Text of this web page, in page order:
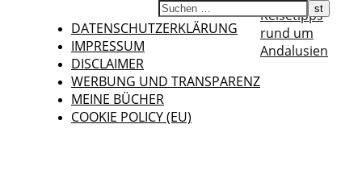
DATENSCHUTZERKLÄRUNG
IMPRESSUM
DISCLAIMER
WERBUNG UND TRANSPARENZ
MEINE BÜCHER
COOKIE POLICY (EU)
Reisetipps
rund um
Andalusien